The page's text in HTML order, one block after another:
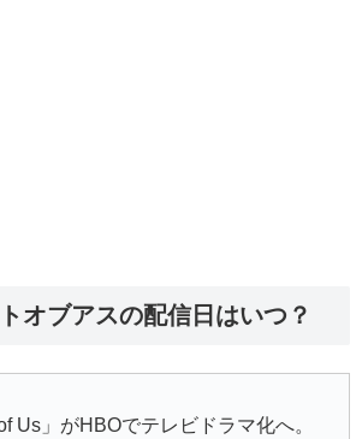
オブアスの配信日はいつ？
Us」がHBOでテレビドラマ化へ。